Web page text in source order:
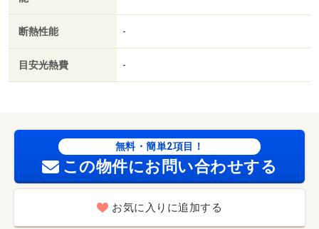
断熱性能 -
目安光熱費 -
無料・簡単2項目！
この物件にお問い合わせする
お気に入りに追加する